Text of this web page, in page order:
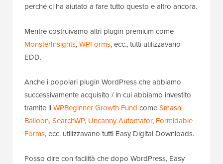
perché ci ha aiutato a fare tutto questo e altro ancora.
Mentre costruivamo altri plugin premium come
MonsterInsights,WPForms, ecc., tutti utilizzavano
EDD.
Anche i popolari plugin WordPress che abbiamo
successivamente acquisito / in cui abbiamo investito
tramite ilWPBeginner Growth Fund comeSmash
Balloon,SearchWP, Uncanny Automator, Formidable
Forms, ecc. utilizzavano tutti Easy Digital Downloads.
Posso dire con facilità che dopo WordPress, Easy